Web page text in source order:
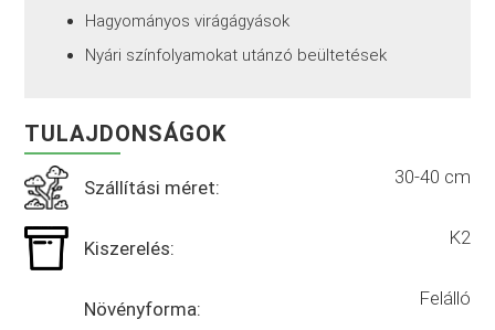
Hagyományos virágágyások
Nyári színfolyamokat utánzó beültetések
TULAJDONSÁGOK
Szállítási méret: 30-40 cm
Kiszerelés: K2
Növényforma: Felálló